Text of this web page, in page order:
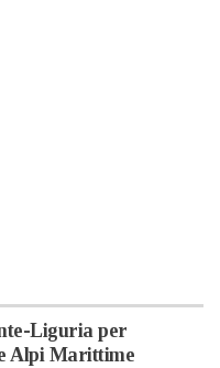
Liguria per
Alpi Marittime